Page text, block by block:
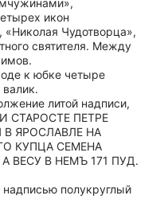
икон
Чудотворца»,
святителя. Между
к юбке четыре
литой надписи,
СТАРОСТЕ ПЕТРЕ
ЯРОСЛАВЛЕ НА
КУПЦА СЕМЕНА
ВЕСУ В НЕМЪ 171 ПУД.
полукруглый